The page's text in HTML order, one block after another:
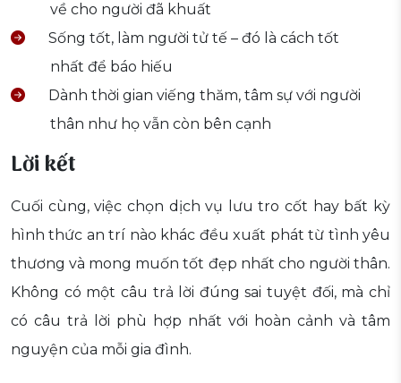
về cho người đã khuất
Sống tốt, làm người tử tế – đó là cách tốt
nhất để báo hiếu
Dành thời gian viếng thăm, tâm sự với người
thân như họ vẫn còn bên cạnh
Lời kết
Cuối cùng, việc chọn dịch vụ lưu tro cốt hay bất kỳ
hình thức an trí nào khác đều xuất phát từ tình yêu
thương và mong muốn tốt đẹp nhất cho người thân.
Không có một câu trả lời đúng sai tuyệt đối, mà chỉ
có câu trả lời phù hợp nhất với hoàn cảnh và tâm
nguyện của mỗi gia đình.